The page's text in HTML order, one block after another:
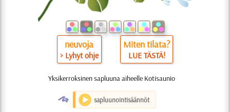
neuvoja
> Lyhyt ohje
Miten tilata?
LUE TÄSTÄ!
Yksikerroksinen sapluuna aiheelle Kotisaunio
O sapluunointisäännöt